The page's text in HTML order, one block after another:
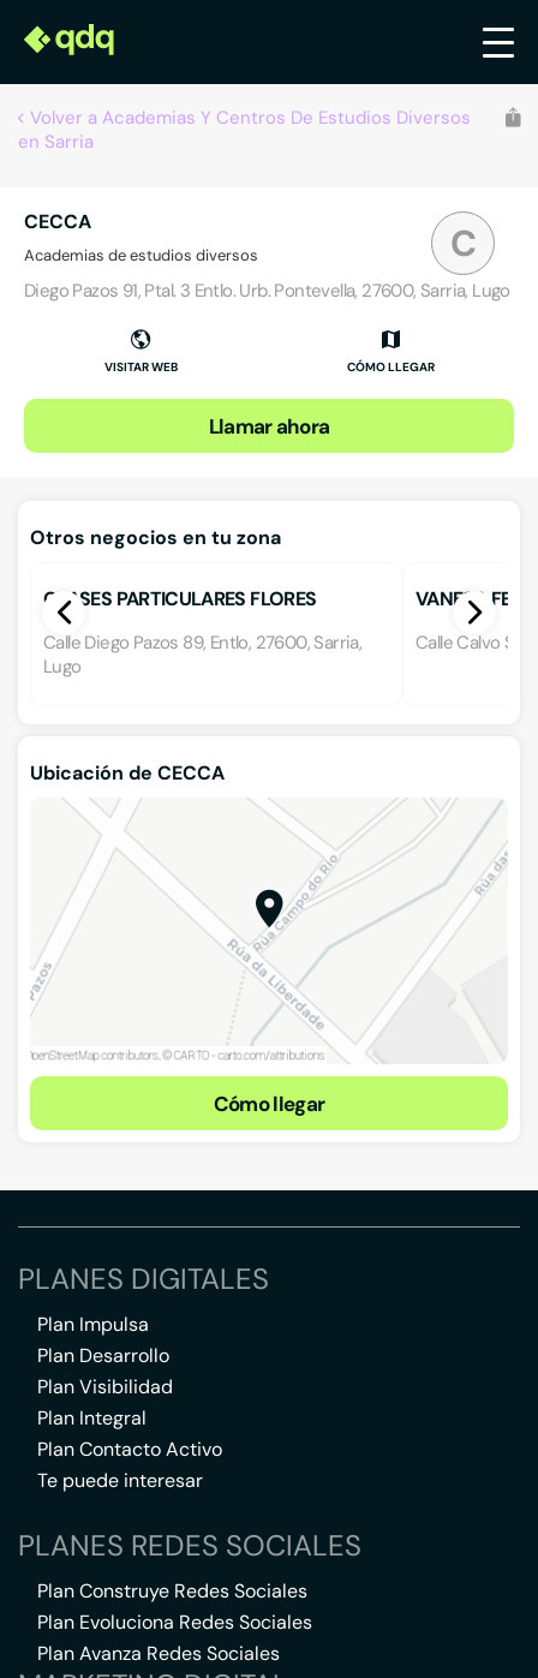
Volver a Academias Y Centros De Estudios Diversos
en Sarria
C
CECCA
Academias de estudios diversos
Diego Pazos 91, Ptal. 3 Entlo. Urb. Pontevella, 27600, Sarria, Lugo
VISITAR WEB CÓMO LLEGAR
Llamar ahora
Otros negocios en tu zona
CLASES PARTICULARES FLORES
Calle Diego Pazos 89, Entlo, 27600, Sarria,
Lugo
VANESA
Calle Calvo
Ubicación de CECCA
Cómo llegar
PLANES DIGITALES
Plan Impulsa
Plan Desarrollo
Plan Visibilidad
Plan Integral
Plan Contacto Activo
Te puede interesar
PLANES REDES SOCIALES
Plan Construye Redes Sociales
Plan Evoluciona Redes Sociales
Plan Avanza Redes Sociales